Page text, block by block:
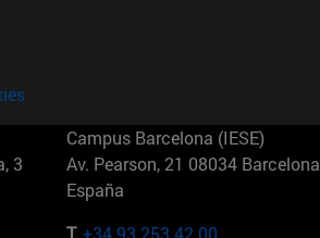
3
Campus Barcelona (IESE)
Av. Pearson, 21 08034 Barcelona
España
T. +34 93 253 42 00